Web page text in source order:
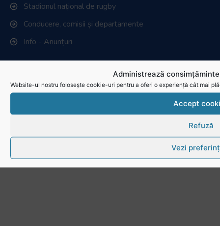
Administrează
Website-ul nostru folosește cookie-uri pentru a oferi o experiență cât mai
Accept
Refuză
Vezi
Stadionul național de rugby
Conducere, comisii și departamente
Info - Anunțuri
Download